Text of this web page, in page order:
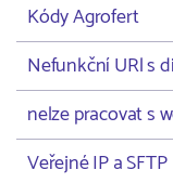
Kódy Agrofert
Nefunkční URl s
nelze pracovat s
Veřejné IP a SFTP